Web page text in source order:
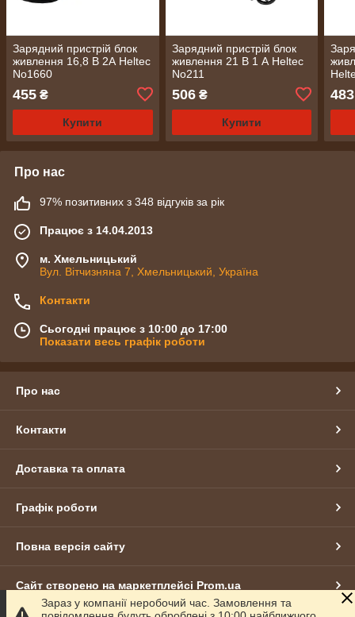
Зарядний пристрій блок
живлення 16,8 В 2А Heltec
No1660
455 ₴
Купити
Зарядний пристрій блок
живлення 21 В 1 А Heltec
No211
506₴
Купити
483
Про нас
97% позитивних з 348 відгуків за рік
Працює з 14.04.2013
м. Хмельницький
Вул. Вітчизняна 7, Хмельницький, Україна
Контакти
Сьогодні працює з 10:00 до 17:00
Показати весь графік роботи
Про нас
Контакти
Доставка та оплата
Графік роботи
Повна версія сайту
Сайт створено на маркетплейсі Prom.ua
Зараз у компанії неробочий час. Замовлення та